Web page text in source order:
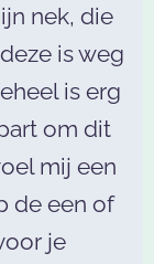
nek, die
is weg
is erg
om dit
mij een
de een of
je